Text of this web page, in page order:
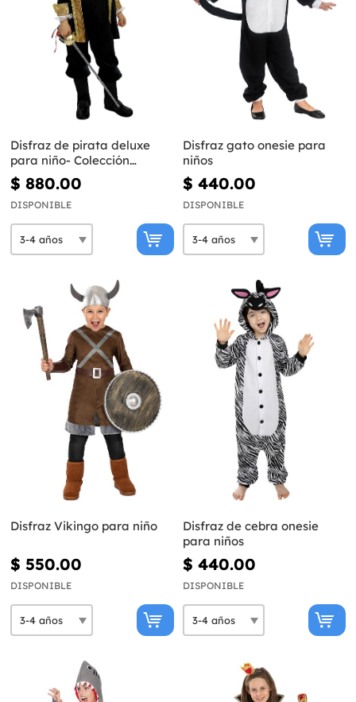
Disfraz de pirata deluxe
para niño- Colección
colonial
$ 880.00
DISPONIBLE
Disfraz gato onesie para
niños
$ 440.00
DISPONIBLE
Disfraz Vikingo para niño
$ 550.00
DISPONIBLE
Disfraz de cebra onesie
para niños
$ 440.00
DISPONIBLE